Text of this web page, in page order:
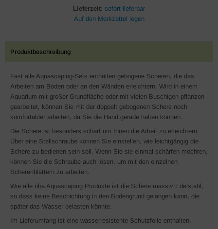
Lieferzeit: sofort lieferbar
Produktbeschreibung
Fast alle Aquascaping-Sets enthalten gebogene Scheren, die das
Arbeiten am Boden oder an den Wänden erleichtern. Wird in einem
Aquarium mit großer Grundfläche oder mit vielen Buschigen pflanzen
gearbeitet, können Sie mit der doppelt gebogenen Schere noch
komfortabler arbeiten, da Sie die Hand gerade halten können.
Die Schere ist besonders scharf um Ihnen die Arbeit zu erleichtern.
Über eine Stellschraube können Sie einstellen, wie leichtgängig die
Schere zu bedienen sein soll. Wenn Sie sie einmal schärfen möchten,
können Sie die Schraube auch lösen, um mit den einzelnen
Scherenblättern zu arbeiten.
Wie alle riba Aquascaping Produkte ist die Schere massiv Edelstahl,
so dass keine Beschichtung in den Bodengrund gelangen kann, die
später das Wasser belasten könnte.
Im Lieferumfang ist eine wasserresistente Schutzfolie enthalten.